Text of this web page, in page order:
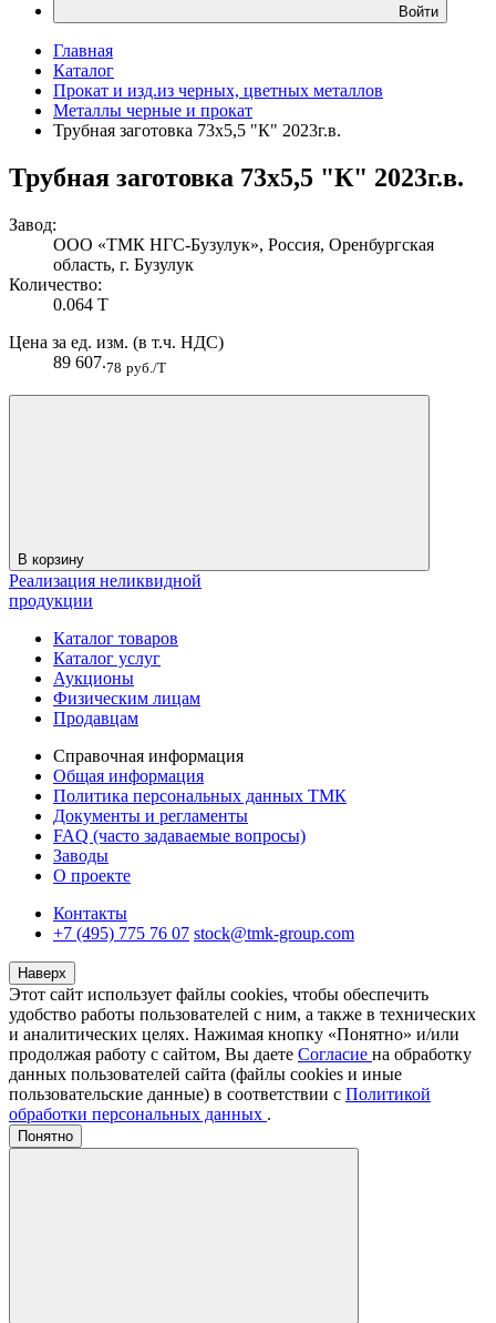
Войти
Главная
Каталог
Прокат и изд.из черных, цветных металлов
Металлы черные и прокат
Трубная заготовка 73х5,5 "К" 2023г.в.
Трубная заготовка 73х5,5 "К" 2023г.в.
Завод:
ООО «ТМК НГС-Бузулук», Россия, Оренбургская
область, г. Бузулук
Количество:
0.064 Т
Цена за ед. изм. (в т.ч. НДС)
89 607.78 руб./Т
В корзину
Реализация неликвидной
продукции
Каталог товаров
Каталог услуг
Аукционы
Физическим лицам
Продавцам
Справочная информация
Общая информация
Политика персональных данных ТМК
Документы и регламенты
FAQ (часто задаваемые вопросы)
Заводы
О проекте
Контакты
+7 (495) 775 76 07 stock@tmk-group.com
Наверх
Этот сайт использует файлы cookies, чтобы обеспечить
удобство работы пользователей с ним, а также в технических
и аналитических целях. Нажимая кнопку «Понятно» и/или
продолжая работу с сайтом, Вы даете Согласие на обработку
данных пользователей сайта (файлы cookies и иные
пользовательские данные) в соответствии с Политикой
обработки персональных данных .
Понятно